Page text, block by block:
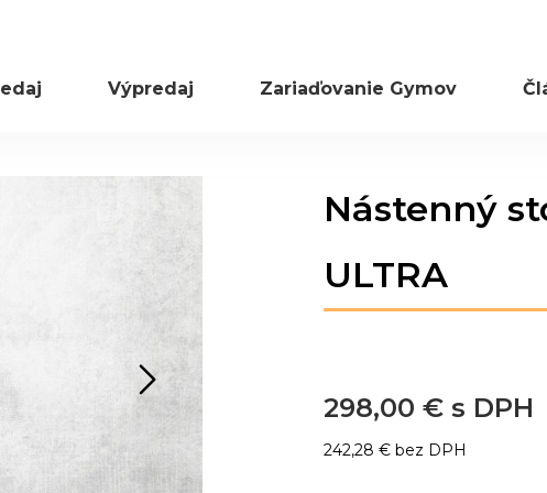
Výpredaj Zariaďovanie Gymov
Nástenný
ULTRA
298,00 €
242,28 €